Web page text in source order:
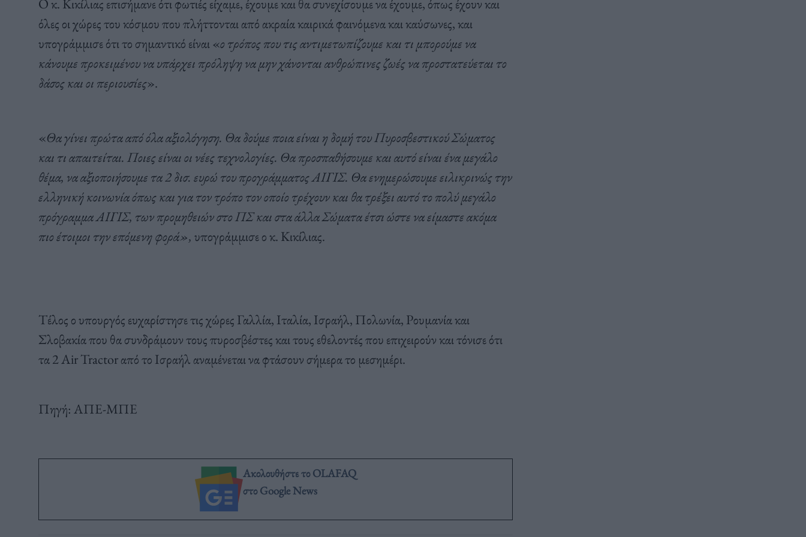
όλες οι χώρες του κόσμου που πλήττονται από ακραία καιρικά φαινόμενα και καύσωνες, και
υπογράμμισε ότι το σημαντικό είναι «ο τρόπος που τις αντιμετωπίζουμε και τι μπορούμε να
κάνουμε προκειμένου να υπάρχει πρόληψη να μην χάνονται ανθρώπινες ζωές να προστατεύεται το
δάσος και οι περιουσίες».
«Θα γίνει πρώτα από όλα αξιολόγηση. Θα δούμε ποια είναι η δομή του Πυροσβεστικού Σώματος
και τι απαιτείται. Ποιες είναι οι νέες τεχνολογίες. Θα προσπαθήσουμε και αυτό είναι ένα μεγάλο
θέμα, να αξιοποιήσουμε τα 2 δισ. ευρώ του προγράμματος ΑΙΓΙΣ. Θα ενημερώσουμε ειλικρινώς την
ελληνική κοινωνία όπως και για τον τρόπο τον οποίο τρέχουν και θα τρέξει αυτό το πολύ μεγάλο
πρόγραμμα ΑΙΓΙΣ, των προμηθειών στο ΠΣ και στα άλλα Σώματα έτσι ώστε να είμαστε ακόμα
πιο έτοιμοι την επόμενη φορά», υπογράμμισε ο κ. Κικίλιας.
Τέλος ο υπουργός ευχαρίστησε τις χώρες Γαλλία, Ιταλία, Ισραήλ, Πολωνία, Ρουμανία και
Σλοβακία που θα συνδράμουν τους πυροσβέστες και τους εθελοντές που επιχειρούν και τόνισε ότι
τα 2 Air Tractor από το Ισραήλ αναμένεται να φτάσουν σήμερα το μεσημέρι.
Πηγή: ΑΠΕ-ΜΠΕ
Ακολουθήστε το OLAFAQ
στο Google News